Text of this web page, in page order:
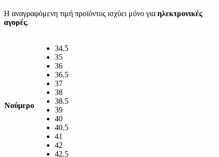
Η αναγραφόμενη τιμή προϊόντος ισχύει μόνο για ηλεκτρονικές
αγορές.
Νούμερο
34.5
35
36
36.5
37
38
38.5
39
40
40.5
41
42
42.5